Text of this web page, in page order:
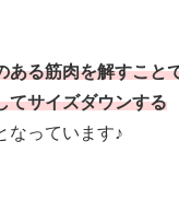
ある筋肉を解すこと
てサイズダウンする
なっています♪